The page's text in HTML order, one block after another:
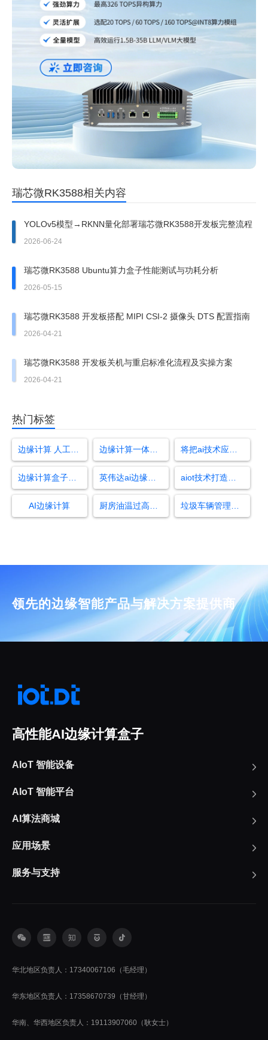
瑞芯微RK3588相关内容
YOLOv5模型→RKNN量化部署瑞芯微RK3588开发板完整流程
2026-06-24
瑞芯微RK3588 Ubuntu算力盒子性能测试与功耗分析
2026-05-15
瑞芯微RK3588 开发板搭配 MIPI CSI-2 摄像头 DTS 配置指南
2026-04-21
瑞芯微RK3588 开发板关机与重启标准化流程及实操方案
2026-04-21
热门标签
边缘计算 人工智能 边缘计算一体机如何应用 将把ai技术应用于工业视觉领域
边缘计算盒子配置 英伟达ai边缘计算盒子无人机 aiot技术打造棉花完美品质
AI边缘计算 厨房油温过高起火算法 垃圾车辆管理规章制度
领先的边缘智能产品与解决方案提供商
高性能AI边缘计算盒子
AIoT 智能设备
AIoT 智能平台
AI算法商城
应用场景
服务与支持
华北地区负责人：17340067106（毛经理）
华东地区负责人：17358670739（甘经理）
华南、华西地区负责人：19113907060（耿女士）